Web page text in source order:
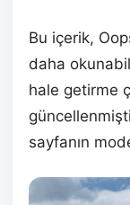
Bu içerik,
daha
hale getirme
sayfanın